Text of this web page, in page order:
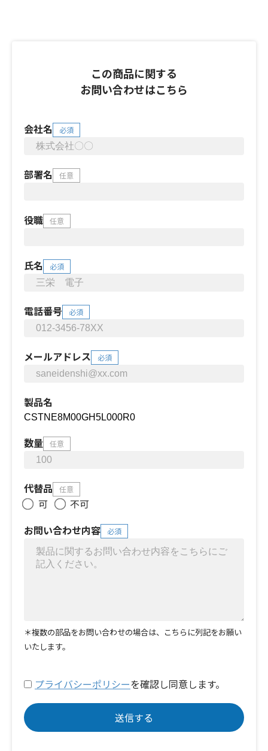
この商品に関する
お問い合わせはこちら
会社名 必須
部署名 任意
役職 任意
氏名 必須
電話番号 必須
メールアドレス 必須
製品名
数量 任意
代替品 任意
可
不可
お問い合わせ内容
必須
＊複数の部品をお問い合わせの場合は、こちらに列記をお願い
いたします。
プライバシーポリシーを確認し同意します。